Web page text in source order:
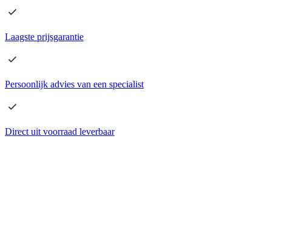
Laagste prijsgarantie
Persoonlijk advies van een specialist
Direct uit voorraad leverbaar